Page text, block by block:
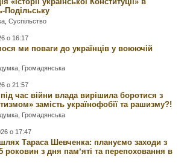
Подільську
,Суспільство
о 16:17
ми поваги до українців у воюючій
Громадянська
о 21:57
час війни влада вирішила боротися з
замість українофобії та рашизму?!
Громадянська
о 17:47
Тараса Шевченка: плануємо заходи з
роковин з дня памʼяті та перепоховання в